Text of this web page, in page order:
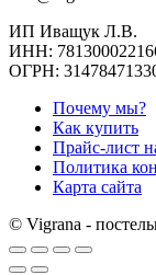
ИП Иващук Л.В.
ИНН:
ОГРН:
Почему мы?
Как купить
Прайс-лист
Политика
Карта сайта
© Vigrana -